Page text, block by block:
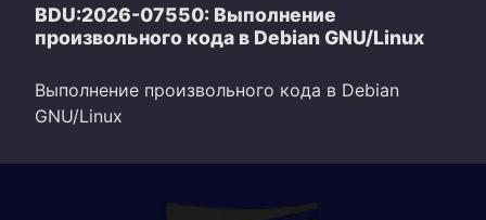
BDU:2026-07550: Выполнение
произвольного кода в Debian GNU/Linux
Выполнение произвольного кода в Debian
GNU/Linux